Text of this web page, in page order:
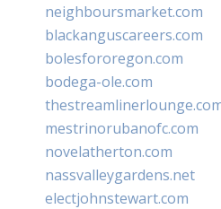
neighboursmarket.com
blackanguscareers.com
bolesfororegon.com
bodega-ole.com
mestrinorubanofc.com
novelatherton.com
nassvalleygardens.net
electjohnstewart.com